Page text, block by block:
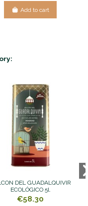
Add to cart
DEL GUADALQUIVIR
ECOLÓGICO 5l.
€58.30